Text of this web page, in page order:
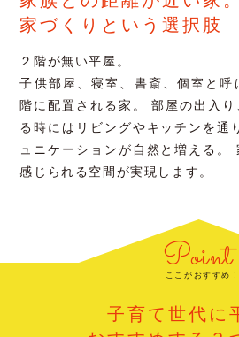
家づくりという選択肢
２階が無い平屋。
子供部屋、寝室、書斎、個室と呼
階に配置される家。
部屋の出入り
る時にはリビングやキッチンを通
ュニケーションが自然と増える。
感じられる空間が実現します。
Point
ここがおすすめ！
子育て世代に